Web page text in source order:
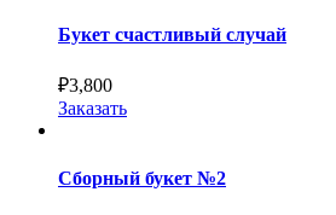
Букет счастливый случай
₽3,800
Заказать
Сборный букет №2